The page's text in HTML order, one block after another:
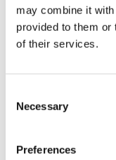
may combine it
provided to them or
of their services.
Selection
Necessary
Preferences